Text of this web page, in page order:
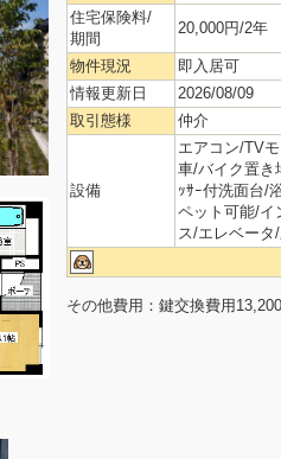
住宅保険料/
期間
20,000円/2年
物件現況 即入居可
情報更新日
2026/08/09
取引態様
仲介
設備
エアコン/TV
車/バイク置き
ｯｻｰ付洗面台/
ペット可能/イ
ス/エレベータ
その他費用：鍵交換費用